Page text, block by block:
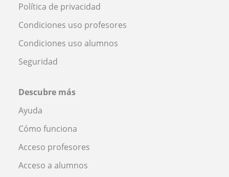
Política de privacidad
Condiciones uso profesores
Condiciones uso alumnos
Seguridad
Descubre más
Ayuda
Cómo funciona
Acceso profesores
Acceso a alumnos